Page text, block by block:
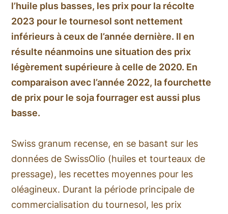
l’huile plus basses, les prix pour la récolte
2023 pour le tournesol sont nettement
inférieurs à ceux de l’année dernière. Il en
résulte néanmoins une situation des prix
légèrement supérieure à celle de 2020. En
comparaison avec l’année 2022, la fourchette
de prix pour le soja fourrager est aussi plus
basse.
Swiss granum recense, en se basant sur les
données de SwissOlio (huiles et tourteaux de
pressage), les recettes moyennes pour les
oléagineux. Durant la période principale de
commercialisation du tournesol, les prix